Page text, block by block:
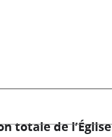
totale de l’Église